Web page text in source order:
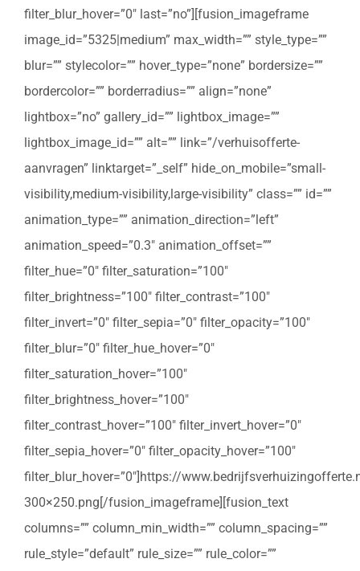
filter_blur_hover=”0″ last=”no”][fusion_imageframe
image_id=”5325|medium” max_width=”” style_type=””
blur=”” stylecolor=”” hover_type=”none” bordersize=””
bordercolor=”” borderradius=”” align=”none”
lightbox=”no” gallery_id=”” lightbox_image=””
lightbox_image_id=”” alt=”” link=”/verhuisofferte-
aanvragen” linktarget=”_self” hide_on_mobile=”small-
visibility,medium-visibility,large-visibility” class=”” id=””
animation_type=”” animation_direction=”left”
animation_speed=”0.3″ animation_offset=””
filter_hue=”0″ filter_saturation=”100″
filter_brightness=”100″ filter_contrast=”100″
filter_invert=”0″ filter_sepia=”0″ filter_opacity=”100″
filter_blur=”0″ filter_hue_hover=”0″
filter_saturation_hover=”100″
filter_brightness_hover=”100″
filter_contrast_hover=”100″ filter_invert_hover=”0″
filter_sepia_hover=”0″ filter_opacity_hover=”100″
filter_blur_hover=”0″]https://
300×250.png[/fusion_imageframe][fusion_text
columns=”” column_min_width=”” column_spacing=””
rule_style=”default” rule_size=”” rule_color=””